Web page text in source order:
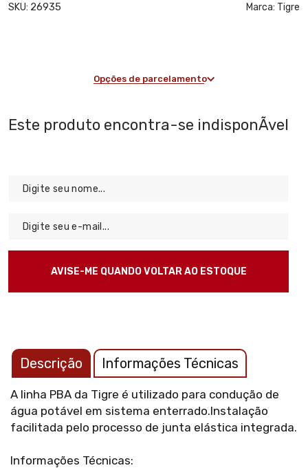
SKU: 26935 Marca: Tigre
Opções de parcelamento
Descrição Informações Técnicas
A linha PBA da Tigre é utilizado para condução de
água potável em sistema enterrado.Instalação
facilitada pelo processo de junta elástica integrada.
Informações Técnicas: